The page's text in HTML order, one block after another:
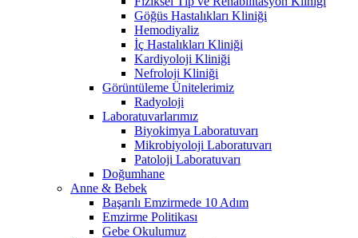
Göğüs Hastalıkları Kliniği
Hemodiyaliz
İç Hastalıkları Kliniği
Kardiyoloji Kliniği
Nefroloji Kliniği
Görüntüleme Ünitelerimiz
Radyoloji
Laboratuvarlarımız
Biyokimya Laboratuvarı
Mikrobiyoloji Laboratuvarı
Patoloji Laboratuvarı
Doğumhane
Anne & Bebek
Başarılı Emzirmede 10 Adım
Emzirme Politikası
Gebe Okulumuz